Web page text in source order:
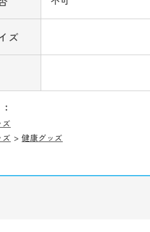
ズ
ズ
ズ >健康グッズ